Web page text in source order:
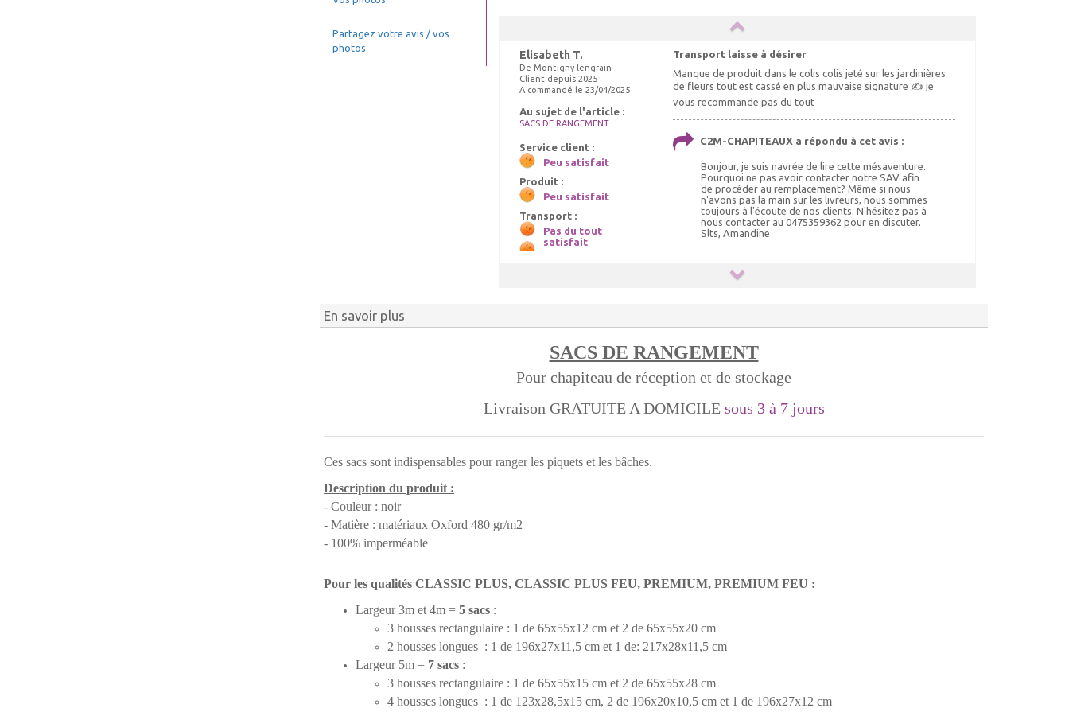
Partagez votre avis / vos
photos
Elisabeth T.
De Montigny lengrain
Client depuis 2025
A commandé le 23/04/2025
Au sujet de l'article :
SACS DE RANGEMENT
Service client :
Peu satisfait
Produit :
Peu satisfait
Transport :
Pas du tout
satisfait
Transport laisse à désirer
Manque de produit dans le colis colis jeté sur les jardinières
de fleurs tout est cassé en plus mauvaise signature ✍️ je
vous recommande pas du tout
C2M-CHAPITEAUX a répondu à cet avis :
Bonjour, je suis navrée de lire cette mésaventure.
Pourquoi ne pas avoir contacter notre SAV afin
de procéder au remplacement? Même si nous
n'avons pas la main sur les livreurs, nous sommes
toujours à l'écoute de nos clients. N'hésitez pas à
nous contacter au 0475359362 pour en discuter.
Slts, Amandine
En savoir plus
SACS DE RANGEMENT
Pour chapiteau de réception et de stockage
Livraison GRATUITE A DOMICILE sous 3 à 7 jours
Ces sacs sont indispensables pour ranger les piquets et les bâches.
Description du produit :
- Couleur : noir
- Matière : matériaux Oxford 480 gr/m2
- 100% imperméable
Pour les qualités CLASSIC PLUS, CLASSIC PLUS FEU, PREMIUM, PREMIUM FEU :
Largeur 3m et 4m = 5 sacs :
3 housses rectangulaire : 1 de 65x55x12 cm et 2 de 65x55x20 cm
2 housses longues : 1 de 196x27x11,5 cm et 1 de: 217x28x11,5 cm
Largeur 5m = 7 sacs :
3 housses rectangulaire : 1 de 65x55x15 cm et 2 de 65x55x28 cm
4 housses longues : 1 de 123x28,5x15 cm, 2 de 196x20x10,5 cm et 1 de 196x27x12 cm